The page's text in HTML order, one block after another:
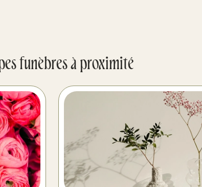
funèbres à proximité